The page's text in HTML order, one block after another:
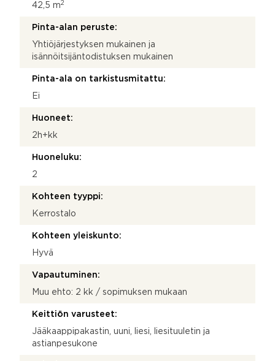
42,5 m2
Pinta-alan peruste:
Yhtiöjärjestyksen mukainen ja
isännöitsijäntodistuksen mukainen
Pinta-ala on tarkistusmitattu:
Ei
Huoneet:
2h+kk
Huoneluku:
2
Kohteen tyyppi:
Kerrostalo
Kohteen yleiskunto:
Hyvä
Vapautuminen:
Muu ehto: 2 kk / sopimuksen mukaan
Keittiön varusteet:
Jääkaappipakastin, uuni, liesi, liesituuletin ja
astianpesukone